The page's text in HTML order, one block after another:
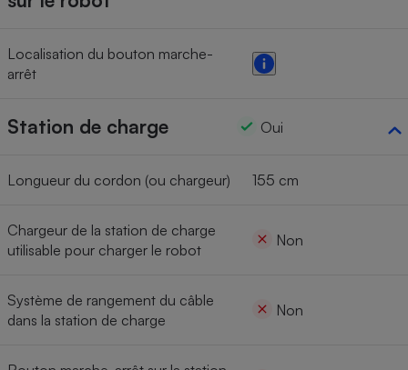
Localisation du bouton marche-
arrêt
Station de charge Oui
Longueur du cordon (ou chargeur) 155 cm
Chargeur de la station de charge
utilisable pour charger le robot
Non
Système de rangement du câble
dans la station de charge
Non